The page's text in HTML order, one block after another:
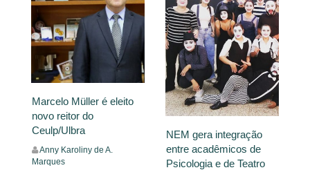
Marcelo Müller é eleito
novo reitor do
Ceulp/Ulbra
Anny Karoliny de A.
Marques
NEM gera integração
entre acadêmicos de
Psicologia e de Teatro